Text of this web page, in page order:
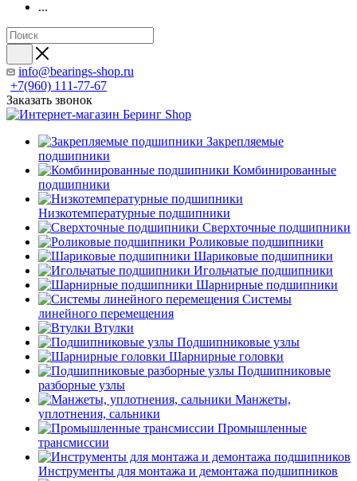
...
info@bearings-shop.ru
+7(960) 111-77-67
Заказать звонок
Закрепляемые
подшипники
Комбинированные
подшипники
Низкотемпературные подшипники
Сверхточные подшипники
Роликовые подшипники
Шариковые подшипники
Игольчатые подшипники
Шарнирные подшипники
Системы
линейного перемещения
Втулки
Подшипниковые узлы
Шарнирные головки
Подшипниковые
разборные узлы
Манжеты,
уплотнения, сальники
Промышленные
трансмиссии
Инструменты для монтажа и демонтажа подшипников